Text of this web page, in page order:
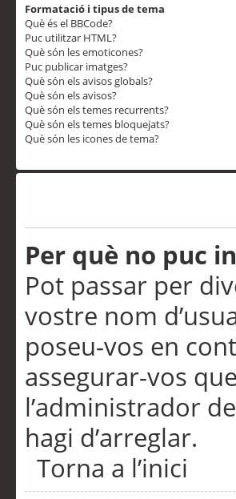
Formatació i tipus de tema
Què és el BBCode?
Puc utilitzar HTML?
Què són les emoticones?
Puc publicar imatges?
Què són els avisos globals?
Què són els avisos?
Què són els temes recurrents?
Què són els temes bloquejats?
Què són les icones de tema?
Per què no puc
Pot passar per
vostre nom
poseu-vos en
assegurar-vos
l’administrador
hagi d’arreglar.
Torna a l’inici